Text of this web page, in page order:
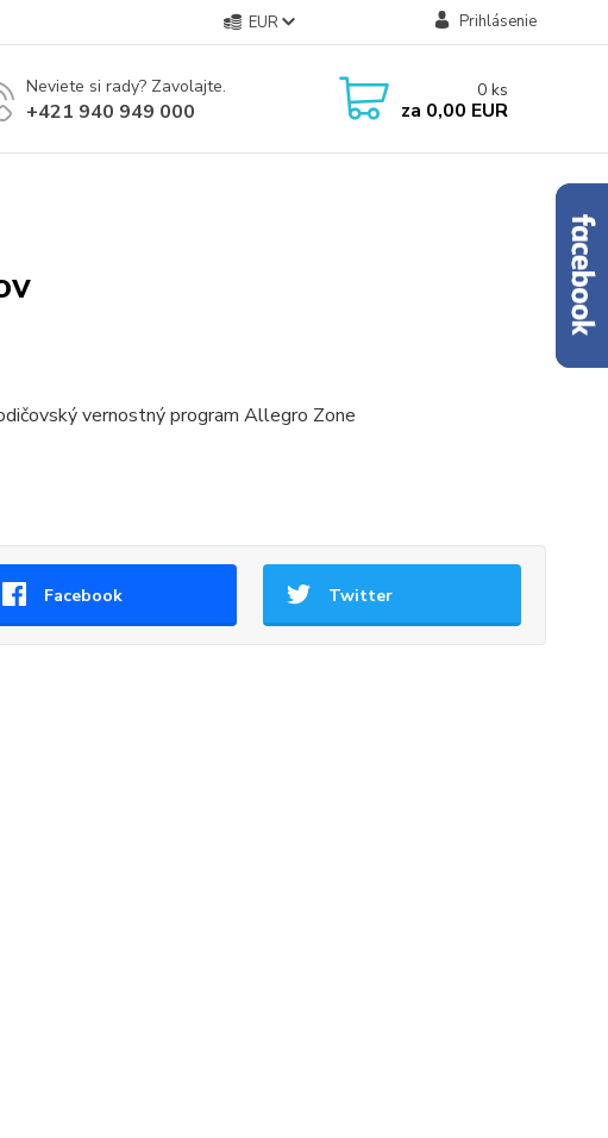
EUR Prihlásenie
Neviete si rady? Zavolajte.
+421 940 949 000
0 ks
za 0,00 EUR
vernostný program Allegro Zone
Facebook Twitter